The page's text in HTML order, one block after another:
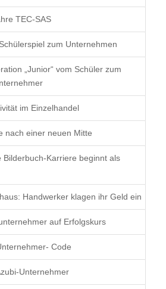
TEC-SAS
zum Unternehmen
„Junior“ vom Schüler zum
im Einzelhandel
nach einer neuen Mitte
Bilderbuch-Karriere beginnt als
Handwerker klagen ihr Geld ein
auf Erfolgskurs
Code
Unternehmer